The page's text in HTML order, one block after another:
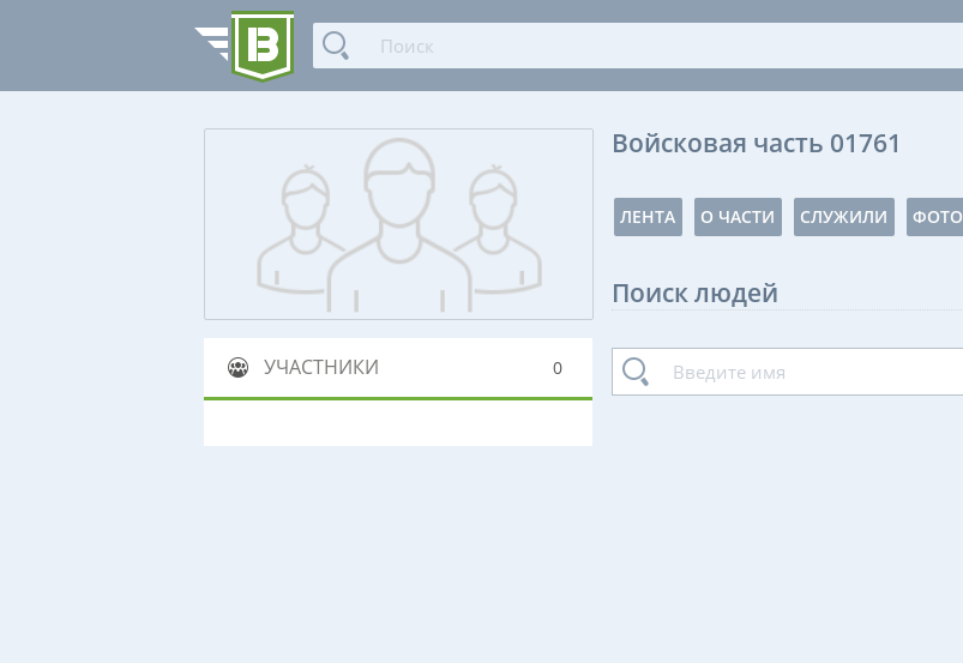
УЧАСТНИКИ 0
Войсковая часть 01761
ЛЕНТА О ЧАСТИ СЛУЖИЛИ ФОТО
Поиск людей